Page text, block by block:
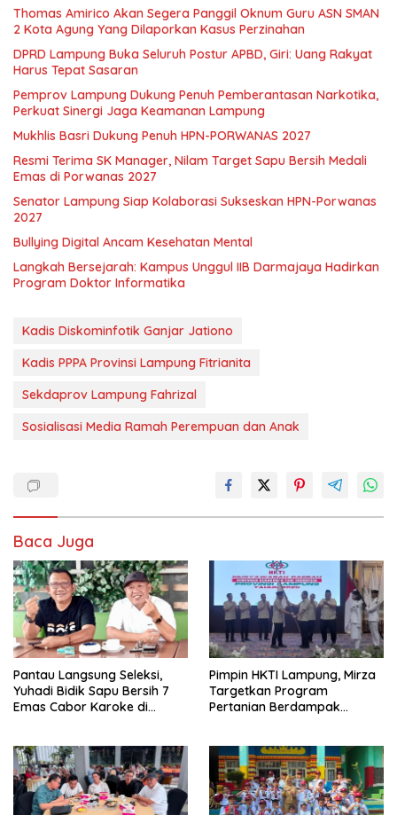
Thomas Amirico Akan Segera Panggil Oknum Guru ASN SMAN
2 Kota Agung Yang Dilaporkan Kasus Perzinahan
DPRD Lampung Buka Seluruh Postur APBD, Giri: Uang Rakyat
Harus Tepat Sasaran
Pemprov Lampung Dukung Penuh Pemberantasan Narkotika,
Perkuat Sinergi Jaga Keamanan Lampung
Mukhlis Basri Dukung Penuh HPN-PORWANAS 2027
Resmi Terima SK Manager, Nilam Target Sapu Bersih Medali
Emas di Porwanas 2027
Senator Lampung Siap Kolaborasi Sukseskan HPN-Porwanas
2027
Bullying Digital Ancam Kesehatan Mental
Langkah Bersejarah: Kampus Unggul IIB Darmajaya Hadirkan
Program Doktor Informatika
Kadis Diskominfotik Ganjar Jationo
Kadis PPPA Provinsi Lampung Fitrianita
Sekdaprov Lampung Fahrizal
Sosialisasi Media Ramah Perempuan dan Anak
Baca Juga
Pantau Langsung Seleksi,
Yuhadi Bidik Sapu Bersih 7
Emas Cabor Karoke di
Pimpin HKTI Lampung, Mirza
Targetkan Program
Pertanian Berdampak